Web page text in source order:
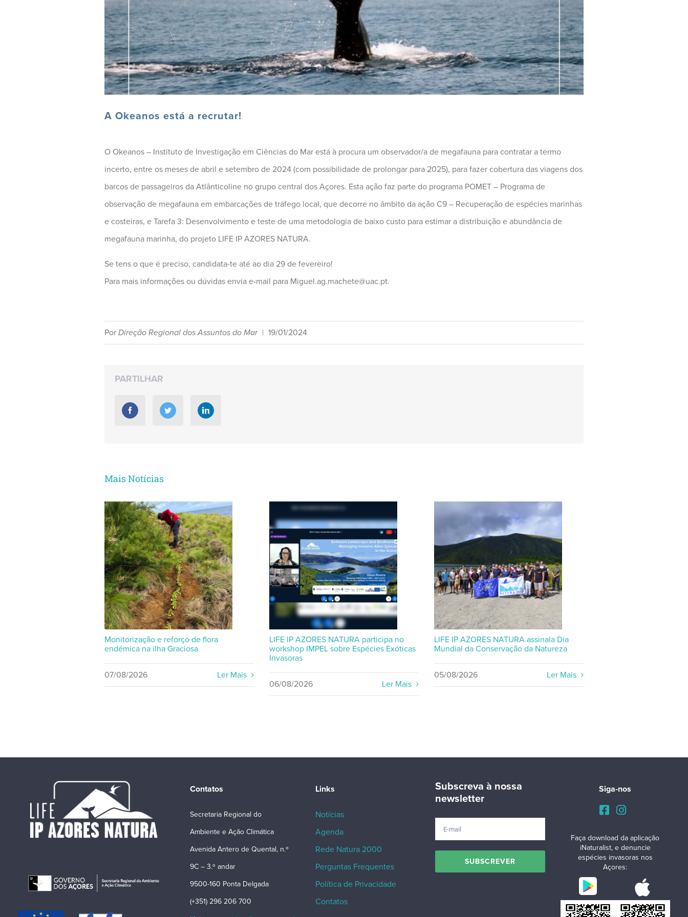
A Okeanos está a recrutar!
O Okeanos – Instituto de Investigação em Ciências do Mar está à procura um observador/a de megafauna para contratar a termo
incerto, entre os meses de abril e setembro de 2024 (com possibilidade de prolongar para 2025), para fazer cobertura das viagens dos
barcos de passageiros da Atlânticoline no grupo central dos Açores. Esta ação faz parte do programa POMET – Programa de
observação de megafauna em embarcações de tráfego local, que decorre no âmbito da ação C9 – Recuperação de espécies marinhas
e costeiras, e Tarefa 3: Desenvolvimento e teste de uma metodologia de baixo custo para estimar a distribuição e abundância de
megafauna marinha, do projeto LIFE IP AZORES NATURA.
Se tens o que é preciso, candidata-te até ao dia 29 de fevereiro!
Para mais informações ou dúvidas envia e-mail para Miguel.ag.machete@uac.pt.
PorDireção Regional dos Assuntos do Mar | 19/01/2024
PARTILHAR
Mais Notícias
Monitorização e reforço de flora
endémica na ilha Graciosa
07/08/2026 Ler Mais
LIFE IP AZORES NATURA participa no
workshop IMPEL sobre Espécies Exóticas
Invasoras
06/08/2026 Ler Mais
LIFE IP AZORES NATURA assinala Dia
Mundial da Conservação da Natureza
05/08/2026 Ler Mais
Contatos
Secretaria Regional do
Ambiente e Ação Climática
Avenida Antero de Quental, n.º
9C – 3.º andar
9500-160 Ponta Delgada
(+351) 296 206 700
Links
Notícias
Agenda
Rede Natura 2000
Perguntas Frequentes
Política de Privacidade
Contatos
Subscreva à nossa
newsletter
Siga-nos
Faça download da aplicação
iNaturalist, e denuncie
espécies invasoras nos
Açores: